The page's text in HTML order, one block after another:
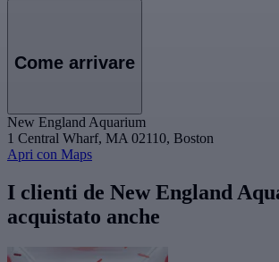
Come arrivare
New England Aquarium
1 Central Wharf, MA 02110, Boston
Apri con Maps
I clienti de New England
acquistato anche